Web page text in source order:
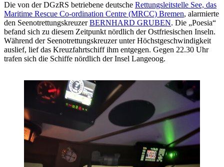
Die von der DGzRS betriebene deutsche Rettungsleitstelle See, das
Maritime Rescue Co-ordination Centre (MRCC) Bremen, alarmierte
den SeenotrettungskreuzerBERNHARD GRUBEN. Die „Poesia“
befand sich zu diesem Zeitpunkt nördlich der Ostfriesischen Inseln.
Während der Seenotrettungskreuzer unter Höchstgeschwindigkeit
auslief, lief das Kreuzfahrtschiff ihm entgegen. Gegen 22.30 Uhr
trafen sich die Schiffe nördlich der Insel Langeoog.